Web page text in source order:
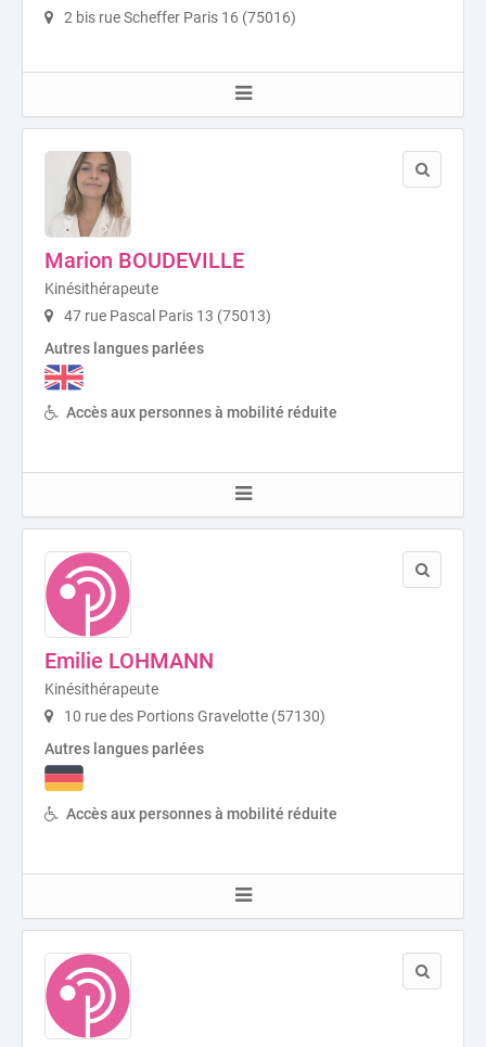
2 bis rue Scheffer Paris 16 (75016)
Marion BOUDEVILLE
Kinésithérapeute
47 rue Pascal Paris 13 (75013)
Autres langues parlées
Accès aux personnes à mobilité réduite
Emilie LOHMANN
Kinésithérapeute
10 rue des Portions Gravelotte (57130)
Autres langues parlées
Accès aux personnes à mobilité réduite